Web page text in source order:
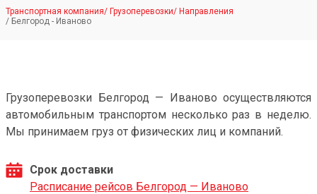
Транспортная компания/ Грузоперевозки/ Направления
/ Белгород - Иваново
Грузоперевозки Белгород — Иваново осуществляются
автомобильным транспортом несколько раз в неделю.
Мы принимаем груз от физических лиц и компаний.
Срок доставки
Расписание рейсов Белгород — Иваново